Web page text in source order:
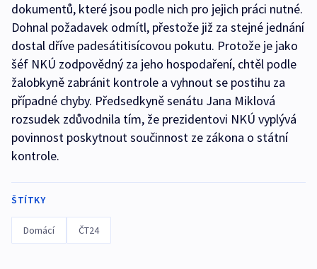
dokumentů, které jsou podle nich pro jejich práci nutné.
Dohnal požadavek odmítl, přestože již za stejné jednání
dostal dříve padesátitisícovou pokutu. Protože je jako
šéf NKÚ zodpovědný za jeho hospodaření, chtěl podle
žalobkyně zabránit kontrole a vyhnout se postihu za
případné chyby. Předsedkyně senátu Jana Miklová
rozsudek zdůvodnila tím, že prezidentovi NKÚ vyplývá
povinnost poskytnout součinnost ze zákona o státní
kontrole.
ŠTÍTKY
Domácí ČT24